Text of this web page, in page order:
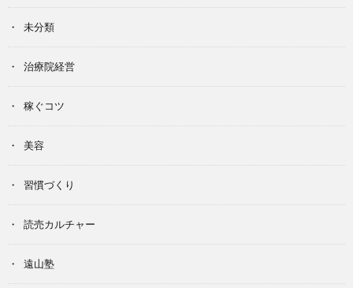
未分類
治療院経営
稼ぐコツ
美容
習慣づくり
読売カルチャー
遠山塾